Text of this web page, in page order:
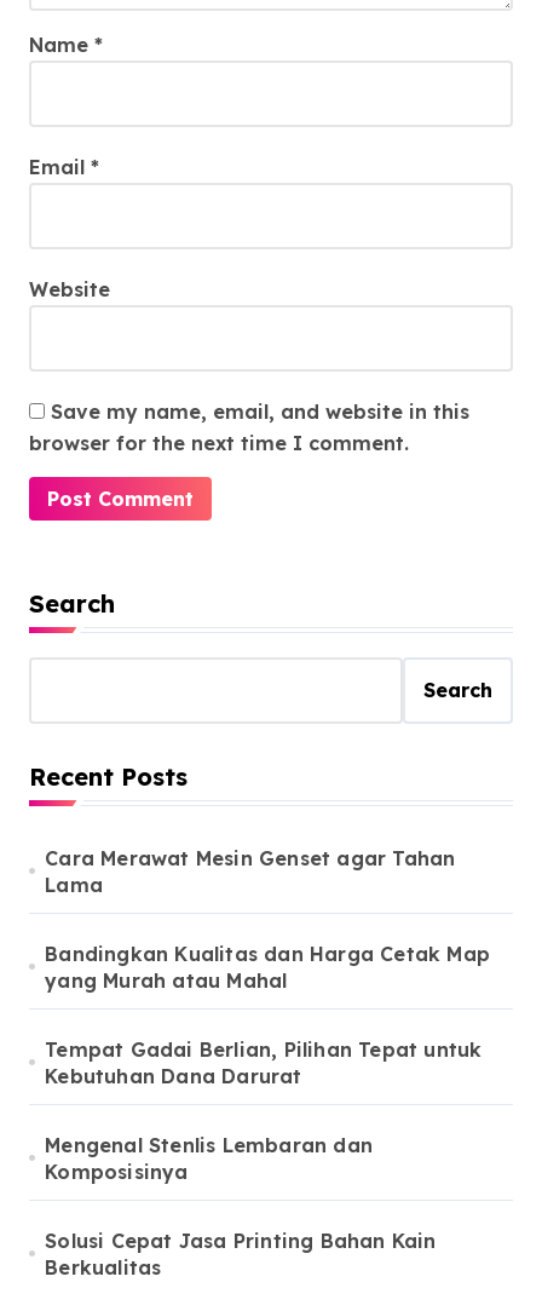
Name *
Email *
Website
Save my name, email, and website in this
browser for the next time I comment.
Search
Search
Recent Posts
Cara Merawat Mesin Genset agar Tahan
Lama
Bandingkan Kualitas dan Harga Cetak Map
yang Murah atau Mahal
Tempat Gadai Berlian, Pilihan Tepat untuk
Kebutuhan Dana Darurat
Mengenal Stenlis Lembaran dan
Komposisinya
Solusi Cepat Jasa Printing Bahan Kain
Berkualitas